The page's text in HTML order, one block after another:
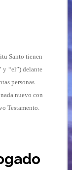
Santo tienen
y “el”) delante
personas.
nuevo con
Testamento.